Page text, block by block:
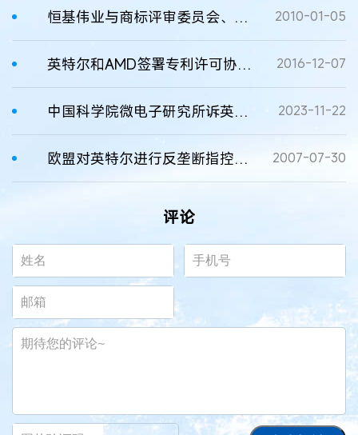
恒基伟业与商标评审委员会、第三人英特尔公司“奔扬”商标争议案胜诉 2010-01-05
英特尔和AMD签署专利许可协议：英特尔芯片将使用AMD图形技术 2016-12-07
中国科学院微电子研究所诉英特尔公司等系列专利侵权纠纷案 2023-11-22
欧盟对英特尔进行反垄断指控的事件背景 2007-07-30
评论